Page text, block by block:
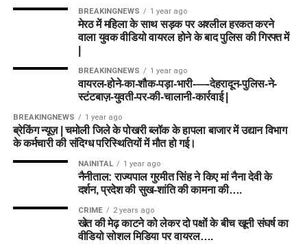
BREAKINGNEWS 1 year ago
मेरठ में महिला के साथ सड़क पर अश्लील हरकत करने
वाला युवक वीडियो वायरल होने के बाद पुलिस की गिरफ्त में
BREAKINGNEWS 1 year ago
वायरल-होने-का-शौक-पड़ा-भारी-—-देहरादून-पुलिस-ने-
स्टंटबाज़-युवती-पर-की-चालानी-कार्रवाई |
BREAKINGNEWS 1 year ago
ब्रेकिंग न्यूज़ | चमोली जिले के पोखरी ब्लॉक के हापला बाजार में उद्यान विभाग
के कर्मचारी की संदिग्ध परिस्थितियों में मौत हो गई।
NAINITAL 1 year ago
नैनीताल: राज्यपाल गुरमीत सिंह ने किए मां नैना देवी के
दर्शन, प्रदेश की सुख-शांति की कामना की….
CRIME 2 years ago
खेत की मेढ़ काटने को लेकर दो पक्षों के बीच खूनी संघर्ष का
वीडियो सोशल मिडिया पर वायरल….